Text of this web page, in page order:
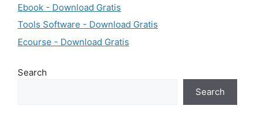
Ebook - Download Gratis
Tools Software - Download Gratis
Ecourse - Download Gratis
Search
Search